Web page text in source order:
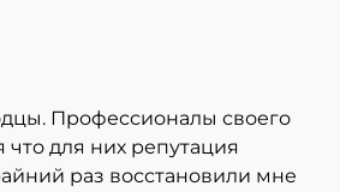
Профессионалы своего
что для них репутация
раз восстановили мне